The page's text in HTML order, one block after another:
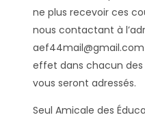
ne plus recevoir ces
nous contactant à
effet dans chacun
vous seront adressés.
Seul Amicale des